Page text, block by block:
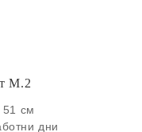
M.2
51 см
дни